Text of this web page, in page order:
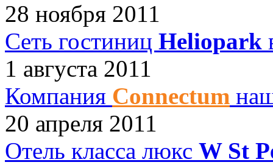
28 ноября 2011
Сеть гостиниц Heliopark
1 августа 2011
Компания Connectum
20 апреля 2011
Отель класса люкс W St